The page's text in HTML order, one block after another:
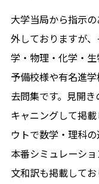
大学当局から指示
外しておりますが
学・物理・化学・
予備校様や有名進
去問集です。見開
キャニングして掲
ウトで数学・理科
本番シミュレーシ
文和訳も掲載して